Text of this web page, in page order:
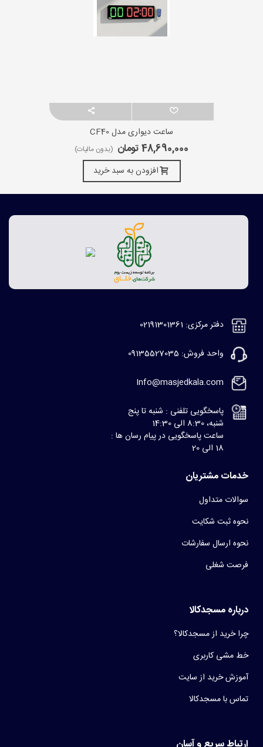
ساعت دیواری مدل CF40
48,690,000 تومان (بدون مالیات)
افزودن به سبد خرید
دفتر مرکزی: 02191301361
واحد فروش: 09135527035
Info@masjedkala.com
پاسخگویی تلفنی : شنبه تا پنج
شنبه، 8:30 الی 14:30
ساعت پاسخگویی در پیام رسان ها :
18 الی 20
خدمات مشتریان
سوالات متداول
نحوه ثبت شکایت
نحوه ارسال سفارشات
فرصت شغلی
درباره مسجدکالا
چرا خرید از مسجدکالا؟
خط مشی کاربری
آموزش خرید از سایت
تماس با مسجدکالا